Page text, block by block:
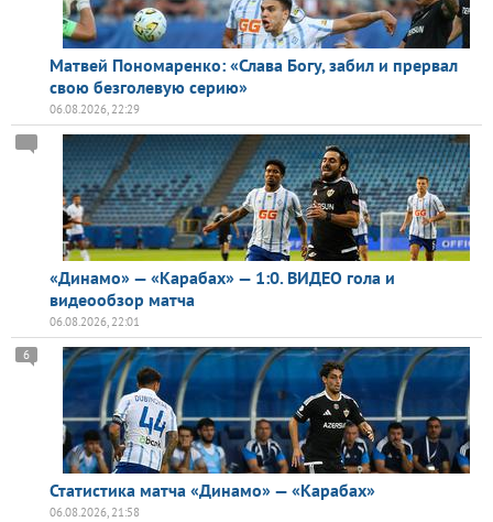
Матвей Пономаренко: «Слава Богу, забил и прервал
свою безголевую серию»
06.08.2026, 22:29
«Динамо» — «Карабах» — 1:0. ВИДЕО гола и
видеообзор матча
06.08.2026, 22:01
Статистика матча «Динамо» — «Карабах»
6
06.08.2026, 21:58